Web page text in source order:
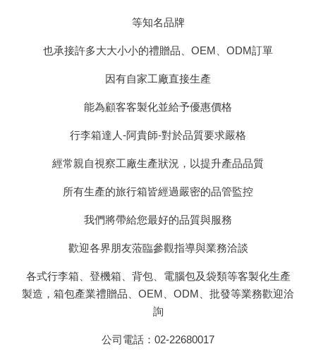
等知名品牌
也承接許多大大小小的禮贈品、OEM、ODM訂單
因有自家工廠直接生產
能為顧客客製化並給予優惠價格
行李箱達人-阿貴師-對於品質要求嚴格
經常親自視察工廠生產狀況，以提升產品品質
所有生產的旅行箱皆經過嚴密的品管監控
我們將帶給您最好的品質與服務
歡迎各界朋友蒞臨參觀指導與業務洽談
各式行李箱、登機箱、背包、電腦包及袋類等客製化生產
製造，箱包產業禮贈品、OEM、ODM、批發等業務歡迎洽
詢
公司電話： 02-22680017